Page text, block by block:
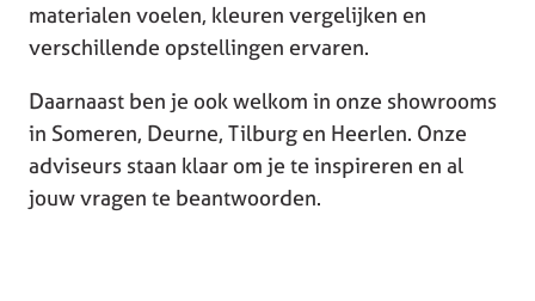
materialen voelen, kleuren vergelijken en
verschillende opstellingen ervaren.
Daarnaast ben je ook welkom in onze showrooms
in Someren, Deurne, Tilburg en Heerlen. Onze
adviseurs staan klaar om je te inspireren en al
jouw vragen te beantwoorden.